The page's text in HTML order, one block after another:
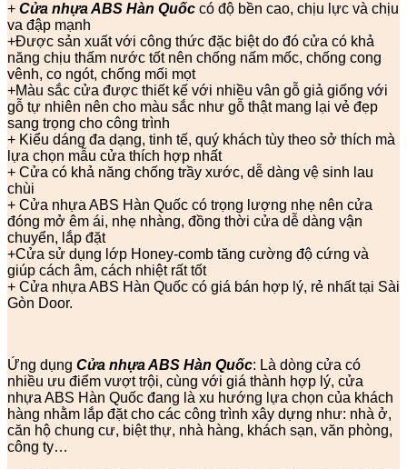
+ Cửa nhựa ABS Hàn Quốc có độ bền cao, chịu lực và chịu
va đập mạnh
+Được sản xuất với công thức đặc biệt do đó cửa có khả
năng chịu thấm nước tốt nên chống nấm mốc, chống cong
vênh, co ngót, chống mối mọt
+Màu sắc cửa được thiết kế với nhiều vân gỗ giả giống với
gỗ tự nhiên nên cho màu sắc như gỗ thật mang lại vẻ đẹp
sang trọng cho công trình
+ Kiểu dáng đa dạng, tinh tế, quý khách tùy theo sở thích mà
lựa chọn mẫu cửa thích hợp nhất
+ Cửa có khả năng chống trầy xước, dễ dàng vệ sinh lau
chùi
+ Cửa nhựa ABS Hàn Quốc có trọng lượng nhẹ nên cửa
đóng mở êm ái, nhẹ nhàng, đồng thời cửa dễ dàng vận
chuyển, lắp đặt
+Cửa sử dụng lớp Honey-comb tăng cường độ cứng và
giúp cách âm, cách nhiệt rất tốt
+ Cửa nhựa ABS Hàn Quốc có giá bán hợp lý, rẻ nhất tại Sài
Gòn Door.
Ứng dụng Cửa nhựa ABS Hàn Quốc: Là dòng cửa có
nhiều ưu điểm vượt trội, cùng với giá thành hợp lý, cửa
nhựa ABS Hàn Quốc đang là xu hướng lựa chọn của khách
hàng nhằm lắp đặt cho các công trình xây dựng như: nhà ở,
căn hộ chung cư, biệt thự, nhà hàng, khách sạn, văn phòng,
công ty…